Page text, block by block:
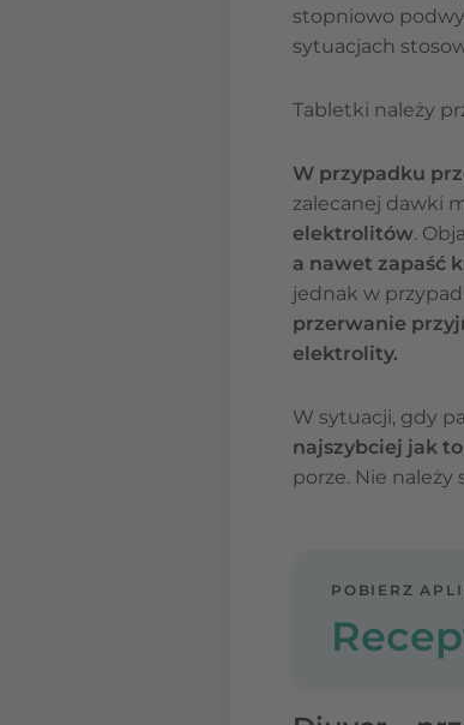
stopniowo
sytuacjach
Tabletki należy
W przypadku
zalecanej dawki
elektrolitów.
a nawet zapaść
jednak w
przerwanie
elektrolity.
W sytuacji, gdy
najszybciej jak
porze. Nie należy
POBIERZ